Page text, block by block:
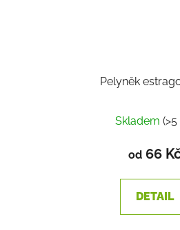
Pelyněk
Skladem (>5
od66
DETAIL